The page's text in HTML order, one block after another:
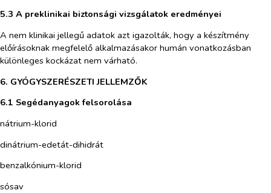
5.3 A preklinikai biztonsági vizsgálatok eredményei
A nem klinikai jellegű adatok azt igazolták, hogy a készítmény
előírásoknak megfelelő alkalmazásakor humán vonatkozásban
különleges kockázat nem várható.
6. GYÓGYSZERÉSZETI JELLEMZŐK
6.1 Segédanyagok felsorolása
nátrium-klorid
dinátrium-edetát-dihidrát
benzalkónium-klorid
sósav